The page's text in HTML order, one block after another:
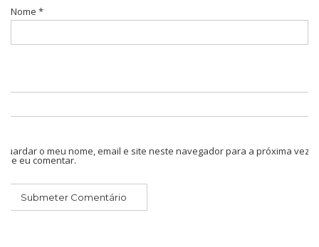
Nome *
Guardar o meu nome, email e site neste navegador para a próxima vez
que eu comentar.